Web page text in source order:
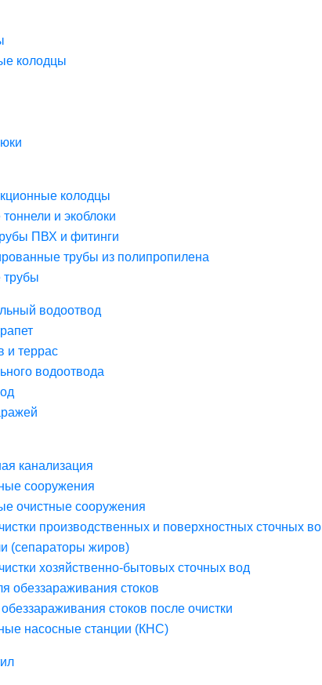
колодцы
колодцы
и экоблоки
ПВХ и фитинги
трубы из полипропилена
трубы
водоотвод
и террас
водоотвода
канализация
сооружения
очистные сооружения
производственных и поверхностных сточных во
(сепараторы жиров)
хозяйственно-бытовых сточных вод
обеззараживания стоков
стоков после очистки
насосные станции (КНС)